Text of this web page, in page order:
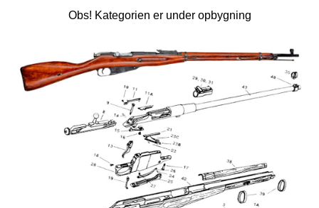
Obs! Kategorien er under opbygning